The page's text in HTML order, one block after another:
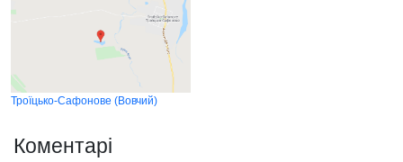
Троїцько-Сафонове (Вовчий)
Коментарі